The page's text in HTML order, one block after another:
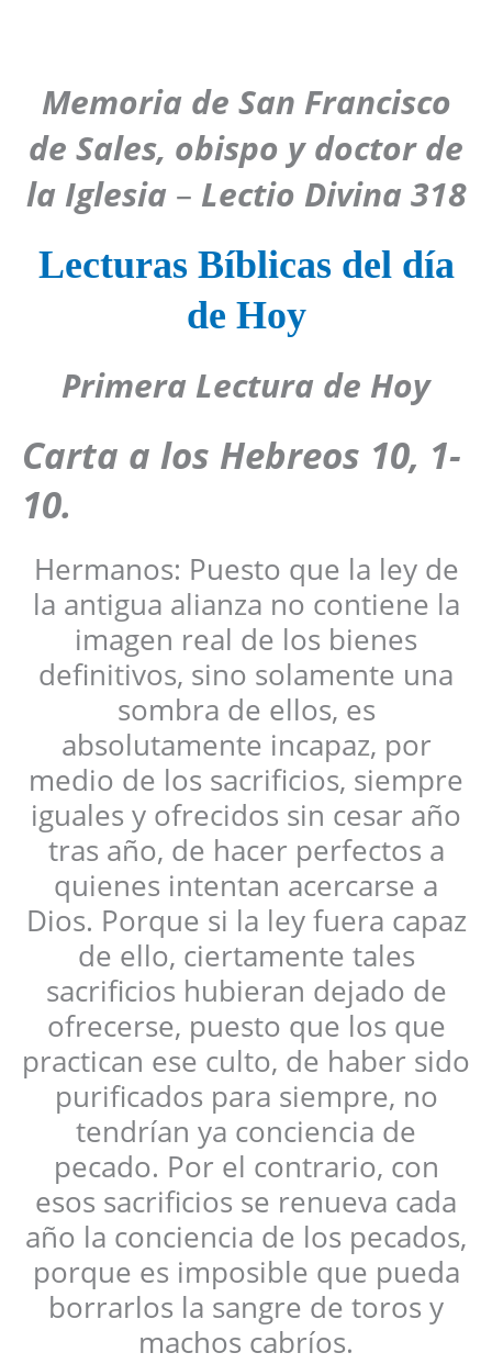
Memoria de San Francisco
de Sales, obispo y doctor de
la Iglesia– Lectio Divina 318
Lecturas Bíblicas del día
de Hoy
Primera Lectura de Hoy
Carta a los Hebreos 10, 1-
10.
Hermanos: Puesto que la ley de
la antigua alianza no contiene la
imagen real de los bienes
definitivos, sino solamente una
sombra de ellos, es
absolutamente incapaz, por
medio de los sacrificios, siempre
iguales y ofrecidos sin cesar año
tras año, de hacer perfectos a
quienes intentan acercarse a
Dios. Porque si la ley fuera capaz
de ello, ciertamente tales
sacrificios hubieran dejado de
ofrecerse, puesto que los que
practican ese culto, de haber sido
purificados para siempre, no
tendrían ya conciencia de
pecado. Por el contrario, con
esos sacrificios se renueva cada
año la conciencia de los pecados,
porque es imposible que pueda
borrarlos la sangre de toros y
machos cabríos.